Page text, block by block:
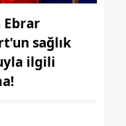
Ebrar
sağlık
ilgili